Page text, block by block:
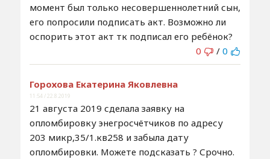
момент был только несовершеннолетний сын,
его попросили подписать акт. Возможно ли
оспорить этот акт тк подписал его ребёнок?
0
/ 0
Горохова Екатерина Яковлевна
11:54 / 22.8.2019
21 августа 2019 сделала заявку на
опломбировку энегросчётчиков по адресу
203 микр,35/1.кв258 и забыла дату
опломбировки. Можете подсказать ? Срочно.